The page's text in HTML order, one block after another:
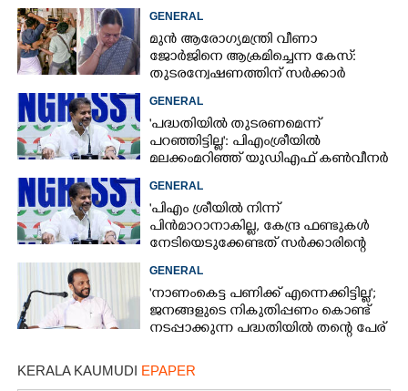
എപി അനിൽകുമാർ
GENERAL
മുൻ ആരോഗ്യമന്ത്രി വീണാ
ജോർജിനെ ആക്രമിച്ചെന്ന കേസ്:
തുടരന്വേഷണത്തിന് സർക്കാർ
GENERAL
'പദ്ധതിയിൽ തുടരണമെന്ന്
പറഞ്ഞിട്ടില്ല': പിഎംശ്രീയിൽ
മലക്കംമറിഞ്ഞ് യുഡിഎഫ് കൺവീനർ
GENERAL
'പിഎം ശ്രീയിൽ നിന്ന്
പിൻമാറാനാകില്ല, കേന്ദ്ര ഫണ്ടുകൾ
നേടിയെടുക്കേണ്ടത് സർക്കാരിന്റെ
GENERAL
'നാണംകെട്ട പണിക്ക് എന്നെക്കിട്ടില്ല';
ജനങ്ങളുടെ നികുതിപ്പണം കൊണ്ട്
നടപ്പാക്കുന്ന പദ്ധതിയിൽ തന്റെ പേര്
KERALA KAUMUDI EPAPER